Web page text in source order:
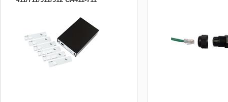
jednoducho
spoj, všade tam kde sa